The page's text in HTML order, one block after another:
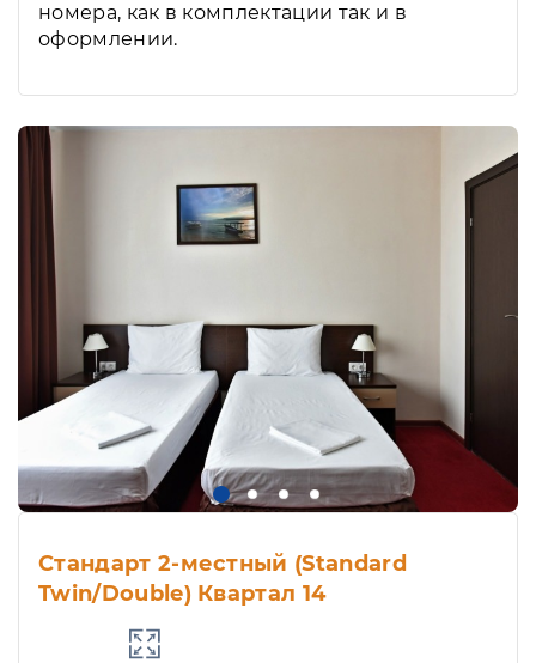
номера, как в комплектации так и в
оформлении.
Стандарт 2-местный (Standard
Twin/Double) Квартал 14